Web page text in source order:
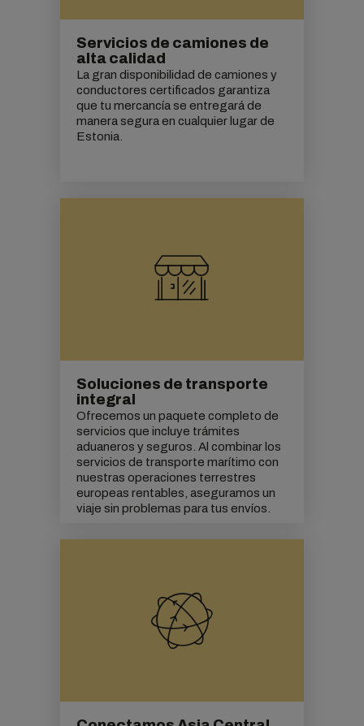
Servicios de camiones de
alta calidad
La gran disponibilidad de camiones y
conductores certificados garantiza
que tu mercancía se entregará de
manera segura en cualquier lugar de
Estonia.
Soluciones de transporte
integral
Ofrecemos un paquete completo de
servicios que incluye trámites
aduaneros y seguros. Al combinar los
servicios de transporte marítimo con
nuestras operaciones terrestres
europeas rentables, aseguramos un
viaje sin problemas para tus envíos.